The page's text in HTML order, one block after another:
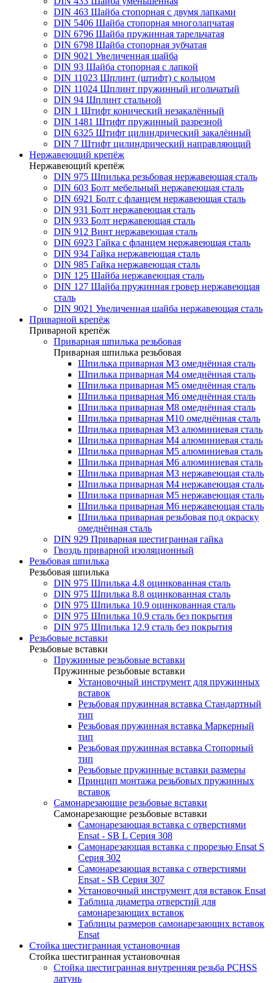
DIN 463 Шайба стопорная с двумя лапками
DIN 5406 Шайба стопорная многолапчатая
DIN 6796 Шайба пружинная тарельчатая
DIN 6798 Шайба стопорная зубчатая
DIN 9021 Увеличенная шайба
DIN 93 Шайба стопорная с лапкой
DIN 11023 Шплинт (штифт) с кольцом
DIN 11024 Шплинт пружинный игольчатый
DIN 94 Шплинт стальной
DIN 1 Штифт конический незакалённый
DIN 1481 Штифт пружинный разрезной
DIN 6325 Штифт цилиндрический закалённый
DIN 7 Штифт цилиндрический направляющий
Нержавеющий крепёж
Нержавеющий крепёж
DIN 975 Шпилька резьбовая нержавеющая сталь
DIN 603 Болт мебельный нержавеющая сталь
DIN 6921 Болт с фланцем нержавеющая сталь
DIN 931 Болт нержавеющая сталь
DIN 933 Болт нержавеющая сталь
DIN 912 Винт нержавеющая сталь
DIN 6923 Гайка с фланцем нержавеющая сталь
DIN 934 Гайка нержавеющая сталь
DIN 985 Гайка нержавеющая сталь
DIN 125 Шайба нержавеющая сталь
DIN 127 Шайба пружинная гровер нержавеющая
сталь
DIN 9021 Увеличенная шайба нержавеющая сталь
Приварной крепёж
Приварной крепёж
Приварная шпилька резьбовая
Приварная шпилька резьбовая
Шпилька приварная М3 омеднённая сталь
Шпилька приварная М4 омеднённая сталь
Шпилька приварная М5 омеднённая сталь
Шпилька приварная М6 омеднённая сталь
Шпилька приварная М8 омеднённая сталь
Шпилька приварная М10 омеднённая сталь
Шпилька приварная М3 алюминиевая сталь
Шпилька приварная М4 алюминиевая сталь
Шпилька приварная М5 алюминиевая сталь
Шпилька приварная М6 алюминиевая сталь
Шпилька приварная М3 нержавеющая сталь
Шпилька приварная М4 нержавеющая сталь
Шпилька приварная М5 нержавеющая сталь
Шпилька приварная М6 нержавеющая сталь
Шпилька приварная резьбовая под окраску
омеднённая сталь
DIN 929 Приварная шестигранная гайка
Гвоздь приварной изоляционный
Резьбовая шпилька
Резьбовая шпилька
DIN 975 Шпилька 4.8 оцинкованная сталь
DIN 975 Шпилька 8.8 оцинкованная сталь
DIN 975 Шпилька 10.9 оцинкованная сталь
DIN 975 Шпилька 10.9 сталь без покрытия
DIN 975 Шпилька 12.9 сталь без покрытия
Резьбовые вставки
Резьбовые вставки
Пружинные резьбовые вставки
Пружинные резьбовые вставки
Установочный инструмент для пружинных
вставок
Резьбовая пружинная вставка Стандартный
тип
Резьбовая пружинная вставка Маркерный
тип
Резьбовая пружинная вставка Стопорный
тип
Резьбовые пружинные вставки размеры
Принцип монтажа резьбовых пружинных
вставок
Самонарезающие резьбовые вставки
Самонарезающие резьбовые вставки
Самонарезающая вставка с отверстиями
Ensat - SB L Серия 308
Самонарезающая вставка с прорезью Ensat S
Серия 302
Самонарезающая вставка с отверстиями
Ensat - SB Серия 307
Установочный инструмент для вставок Ensat
Таблица диаметра отверстий для
самонарезающих вставок
Таблицы размеров самонарезающих вставок
Ensat
Стойка шестигранная установочная
Стойка шестигранная установочная
Стойка шестигранная внутренняя резьба PCHSS
латунь